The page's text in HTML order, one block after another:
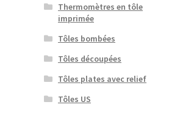
Thermomètres en tôle
imprimée
Tôles bombées
Tôles découpées
Tôles plates avec relief
Tôles US